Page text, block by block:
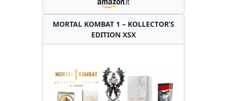
MORTAL KOMBAT 1 – KOLLECTOR’S
EDITION XSX